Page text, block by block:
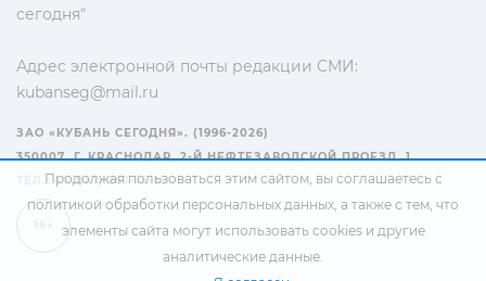
сегодня"
Адрес электронной почты редакции СМИ:
kubanseg@mail.ru
ЗАО «КУБАНЬ СЕГОДНЯ». (1996-2026)
350007, Г. КРАСНОДАР, 2-Й НЕФТЕЗАВОДСКОЙ ПРОЕЗД, 1
ТЕЛ.: +7(861) 267-15-15
Продолжая пользоваться этим сайтом, вы соглашаетесь с
политикой обработки персональных данных, а также с тем, что
элементы сайта могут использовать cookies и другие
аналитические данные.